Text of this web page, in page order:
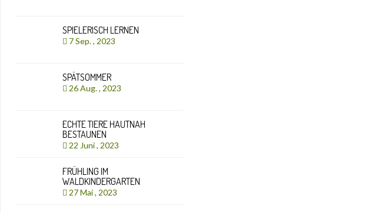
SPIELERISCH LERNEN
7 Sep. , 2023
SPÄTSOMMER
26 Aug. , 2023
ECHTE TIERE HAUTNAH
BESTAUNEN
22 Juni , 2023
FRÜHLING IM
WALDKINDERGARTEN
27 Mai , 2023